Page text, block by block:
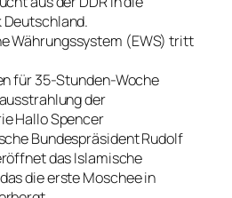
Währungssystem (EWS) tritt
für 35-Stunden-Woche
der
Hallo Spencer
Bundespräsident Rudolf
das Islamische
die erste Moschee in